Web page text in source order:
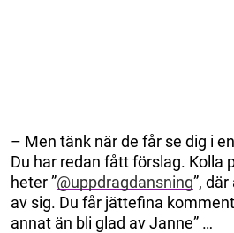
– Men tänk när de får se dig i
Du har redan fått förslag. Kolla
heter ”@uppdragdansning”,
av sig. Du får jättefina
annat än bli glad av Janne” …